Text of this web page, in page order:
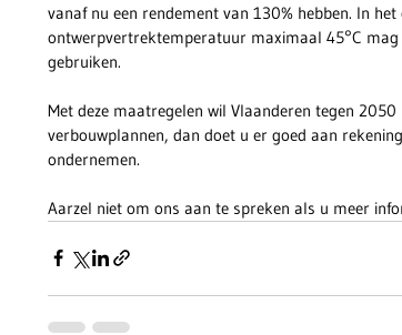
vanaf nu een rendement van 130% hebben. In
ontwerpvertrektemperatuur maximaal 45°C
gebruiken.
Met deze maatregelen wil Vlaanderen tegen
verbouwplannen, dan doet u er goed aan
ondernemen.
Aarzel niet om ons aan te spreken als u meer